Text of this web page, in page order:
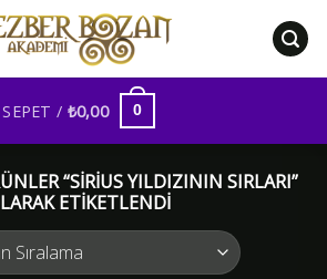
SEPET / ₺0,00 0
“SIRIUS YILDIZININ SIRLARI”
ETIKETLENDI